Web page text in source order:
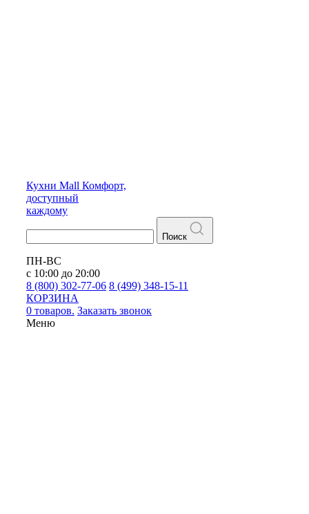
Кухни Mall Комфорт,
доступный
каждому
Поиск
ПН-ВС
с 10:00 до 20:00
8 (800) 302-77-06 8 (499) 348-15-11
КОРЗИНА
0 товаров. Заказать звонок
Меню